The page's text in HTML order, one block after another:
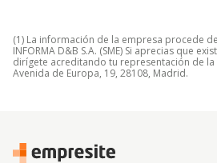
(1) La información de la empresa procede
INFORMA D&B S.A. (SME) Si aprecias que
dirígete acreditando tu representación de
Avenida de Europa, 19, 28108, Madrid.